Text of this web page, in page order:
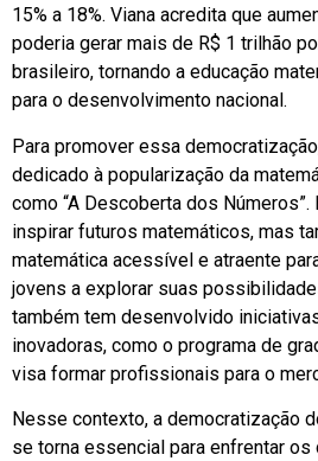
15% a 18%. Viana acredita que
poderia gerar mais de R$ 1 trilhão
brasileiro, tornando a educação
para o desenvolvimento nacional.
Para promover essa
dedicado à popularização da
como “A Descoberta dos Números”.
inspirar futuros matemáticos, mas
matemática acessível e atraente
jovens a explorar suas
também tem desenvolvido
inovadoras, como o programa de
visa formar profissionais para o
Nesse contexto, a democratização
se torna essencial para enfrentar